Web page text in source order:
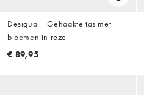
Desigual - Gehaakte tas met
bloemen in roze
€ 89,95